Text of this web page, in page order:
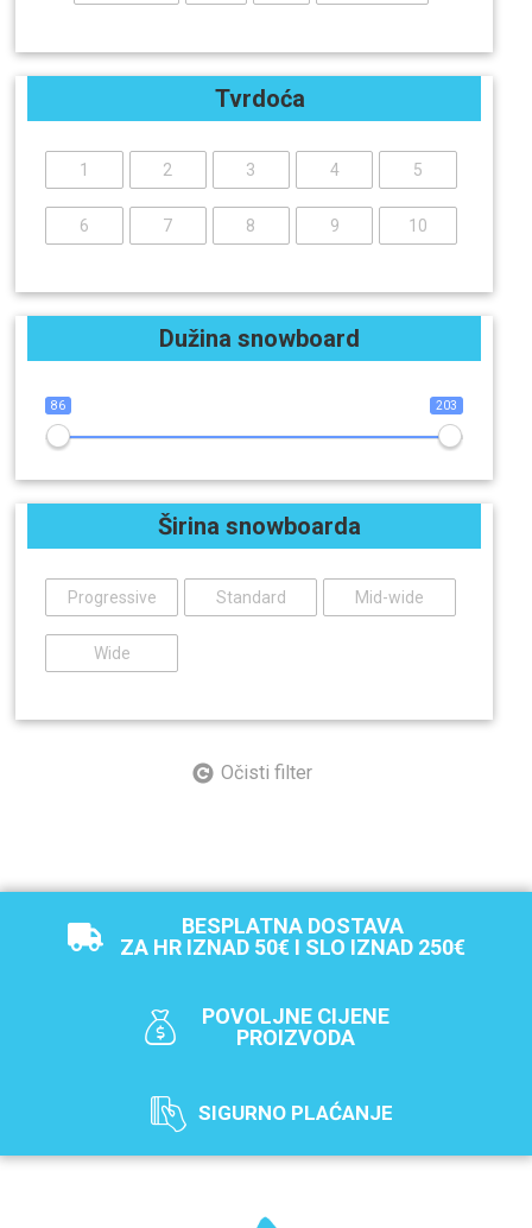
Tvrdoća
1 2 3 4 5
6 7 8 9 10
Dužina snowboard
86 203
Širina snowboarda
Progressive Standard Mid-wide
Wide
Očisti filter
BESPLATNA DOSTAVA
ZA HR IZNAD 50€ I SLO IZNAD 250€
POVOLJNE CIJENE
PROIZVODA
SIGURNO PLAĆANJE